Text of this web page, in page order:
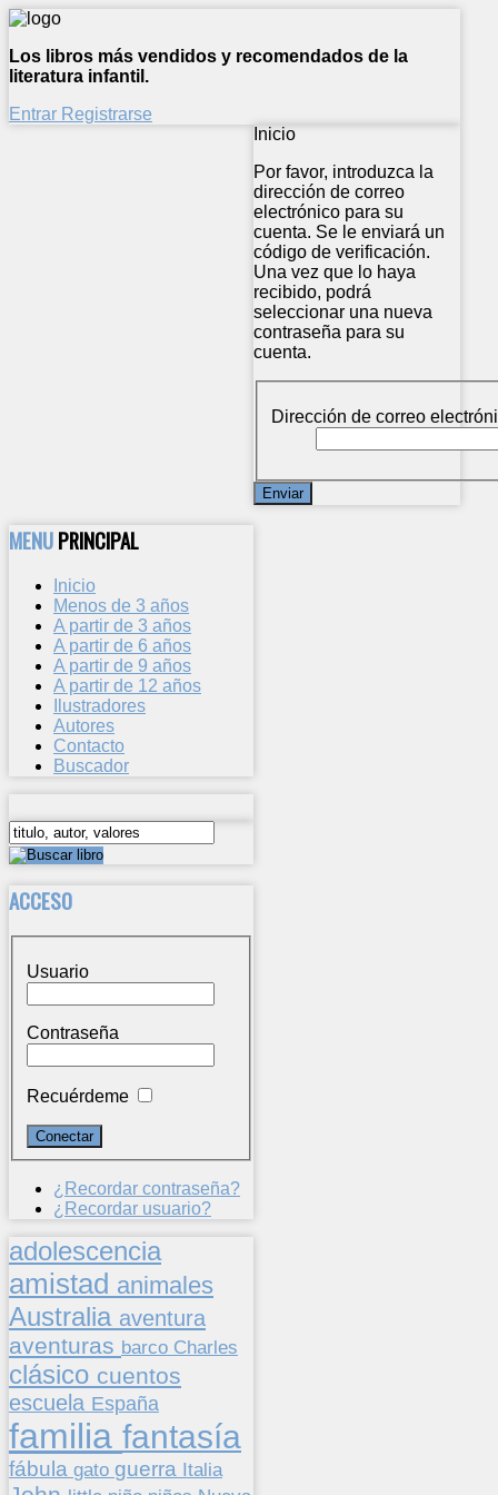
Los libros más vendidos y recomendados de la
literatura infantil.
Entrar Registrarse
Inicio
Por favor, introduzca la
dirección de correo
electrónico para su
cuenta. Se le enviará un
código de verificación.
Una vez que lo haya
recibido, podrá
seleccionar una nueva
contraseña para su
cuenta.
Dirección de correo
Enviar
MENUPRINCIPAL
Inicio
Menos de 3 años
A partir de 3 años
A partir de 6 años
A partir de 9 años
A partir de 12 años
Ilustradores
Autores
Contacto
Buscador
ACCESO
Usuario
Contraseña
Recuérdeme
¿Recordar contraseña?
¿Recordar usuario?
adolescencia
amistad animales
Australia aventura
aventuras barco Charles
clásico cuentos
escuela España
familia fantasía
fábula gato guerra Italia